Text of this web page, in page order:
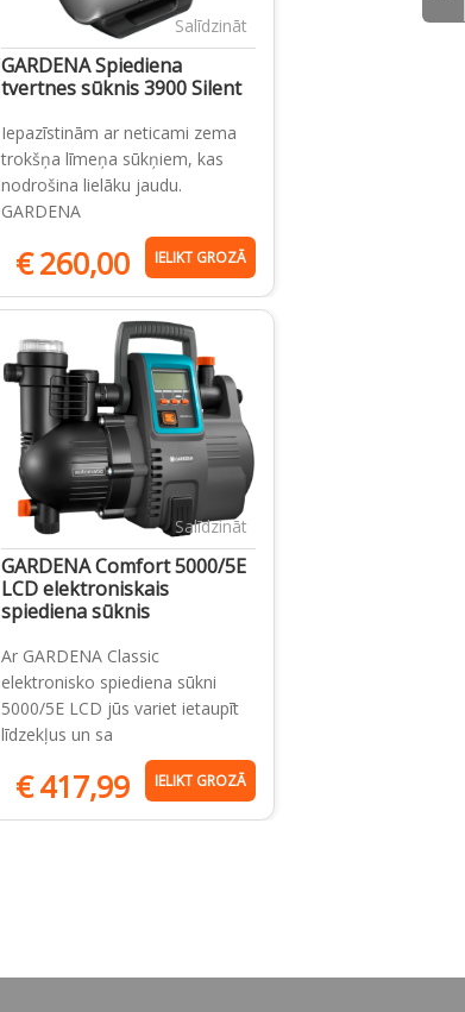
Salīdzināt
GARDENA Spiediena
tvertnes sūknis 3900 Silent
Iepazīstinām ar neticami zema
trokšņa līmeņa sūkņiem, kas
nodrošina lielāku jaudu.
GARDENA
€260,00 IELIKT GROZĀ
Salīdzināt
GARDENA Comfort 5000/5E
LCD elektroniskais
spiediena sūknis
Ar GARDENA Classic
elektronisko spiediena sūkni
5000/5E LCD jūs variet ietaupīt
līdzekļus un sa
€417,99 IELIKT GROZĀ